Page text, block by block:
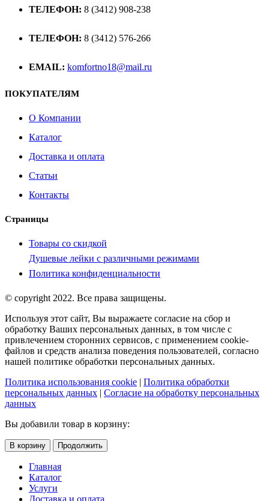
ТЕЛЕФОН: 8 (3412) 908-238
ТЕЛЕФОН: 8 (3412) 576-266
EMAIL: komfortno18@mail.ru
ПОКУПАТЕЛЯМ
О Компании
Каталог
Доставка и оплата
Статьи
Контакты
Страницы
Товары со скидкой
Душевые лейки с различными режимами
Политика конфиденциальности
© copyright 2022. Все права защищены.
Используя этот сайт, Вы выражаете согласие на сбор и
обработку Ваших персональных данных, в том числе с
привлечением сторонних сервисов, с применением cookie-
файлов и средств анализа поведения пользователей, согласно
нашей политике обработки персональных данных.
Политика использования cookie | Политика обработки
персональных данных | Согласие на обработку персональных
данных
Вы добавили товар в корзину:
В корзину Продолжить
Главная
Каталог
Услуги
Доставка и оплата